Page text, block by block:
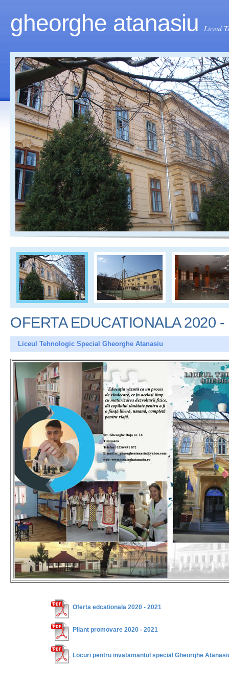
gheorghe atanasiu Liceul
OFERTA EDUCATIONALA 2020 -
Liceul Tehnologic Special Gheorghe Atanasiu
Oferta edcationala 2020 - 2021
Pliant promovare 2020 - 2021
Locuri pentru invatamantul special Gheorghe